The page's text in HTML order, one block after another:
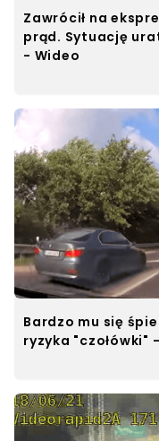
Zawrócił na
prąd. Sytuację
- Wideo
Bardzo mu się
ryzyka "czołówki"